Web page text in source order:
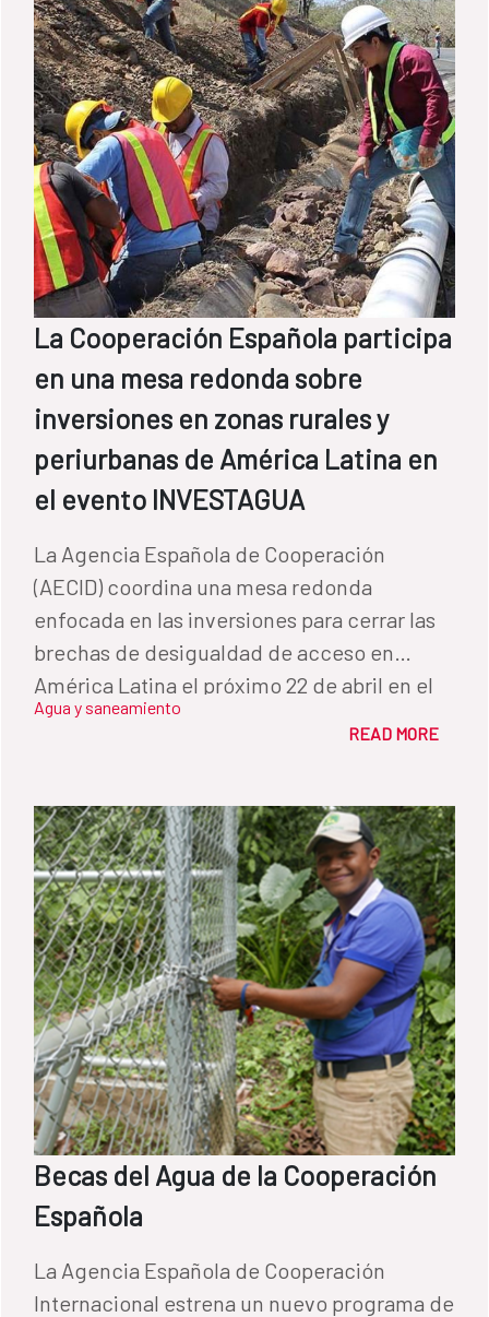
La Cooperación Española participa
en una mesa redonda sobre
inversiones en zonas rurales y
periurbanas de América Latina en
el evento INVESTAGUA
La Agencia Española de Cooperación
(AECID) coordina una mesa redonda
enfocada en las inversiones para cerrar las
brechas de desigualdad de acceso en
América Latina el próximo 22 de abril en el
evento online INVESTAGUA.
Agua y saneamiento
READ MORE
Becas del Agua de la Cooperación
Española
La Agencia Española de Cooperación
Internacional estrena un nuevo programa de